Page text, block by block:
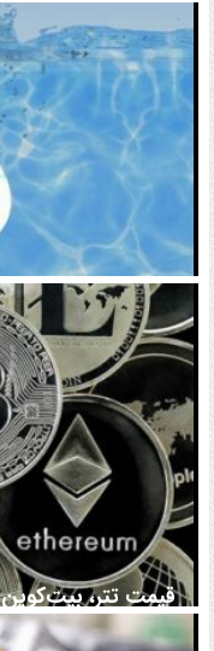
اتفاق تاریخی در
۱۴۰۵ | بیت‌کوین